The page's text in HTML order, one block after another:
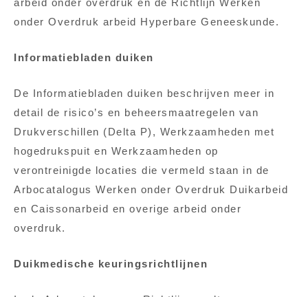
onder Overdruk arbeid Hyperbare Geneeskunde.
Informatiebladen duiken
De Informatiebladen duiken beschrijven meer in
detail de risico’s en beheersmaatregelen van
Drukverschillen (Delta P), Werkzaamheden met
hogedrukspuit en Werkzaamheden op
verontreinigde locaties die vermeld staan in de
Arbocatalogus Werken onder Overdruk Duikarbeid
en Caissonarbeid en overige arbeid onder
overdruk.
Duikmedische keuringsrichtlijnen